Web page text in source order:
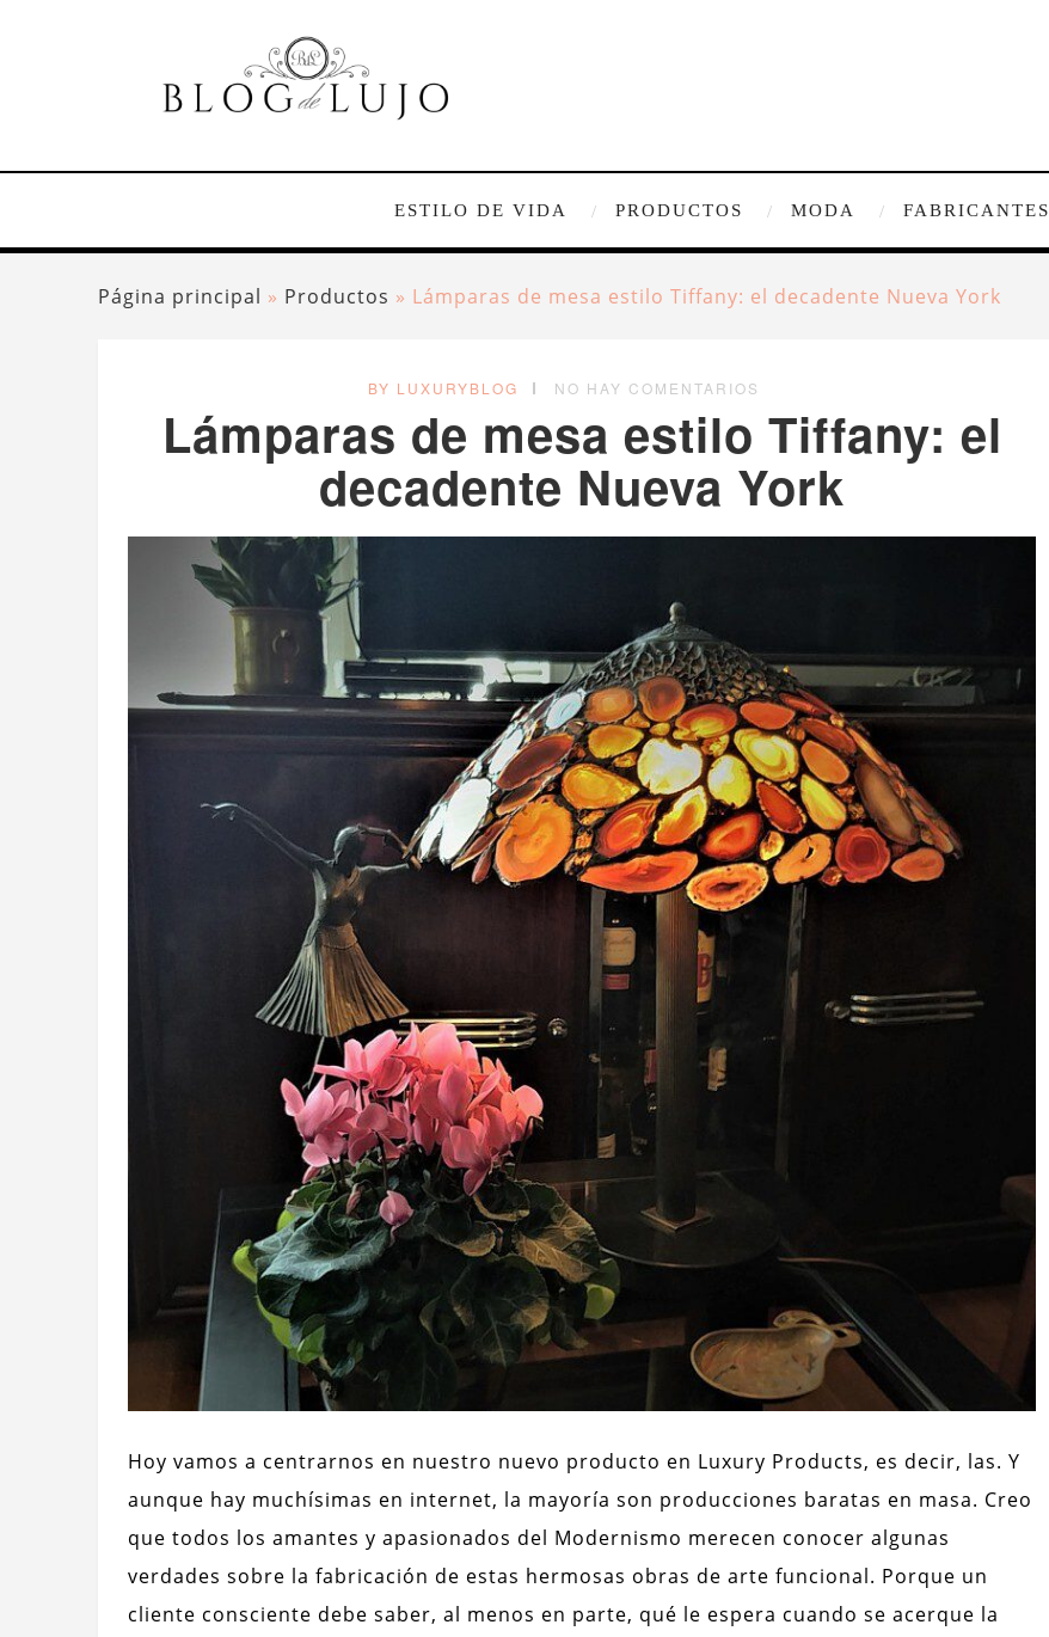
ESTILO DE VIDA PRODUCTOS MODA FABRICANTES
Página principal » Productos » Lámparas de mesa estilo Tiffany: el decadente Nueva York
BY LUXURYBLOG NO HAY COMENTARIOS
Lámparas de mesa estilo Tiffany: el
decadente Nueva York
Hoy vamos a centrarnos en nuestro nuevo producto en Luxury Products, es decir, las. Y
aunque hay muchísimas en internet, la mayoría son producciones baratas en masa. Creo
que todos los amantes y apasionados del Modernismo merecen conocer algunas
verdades sobre la fabricación de estas hermosas obras de arte funcional. Porque un
cliente consciente debe saber, al menos en parte, qué le espera cuando se acerque la